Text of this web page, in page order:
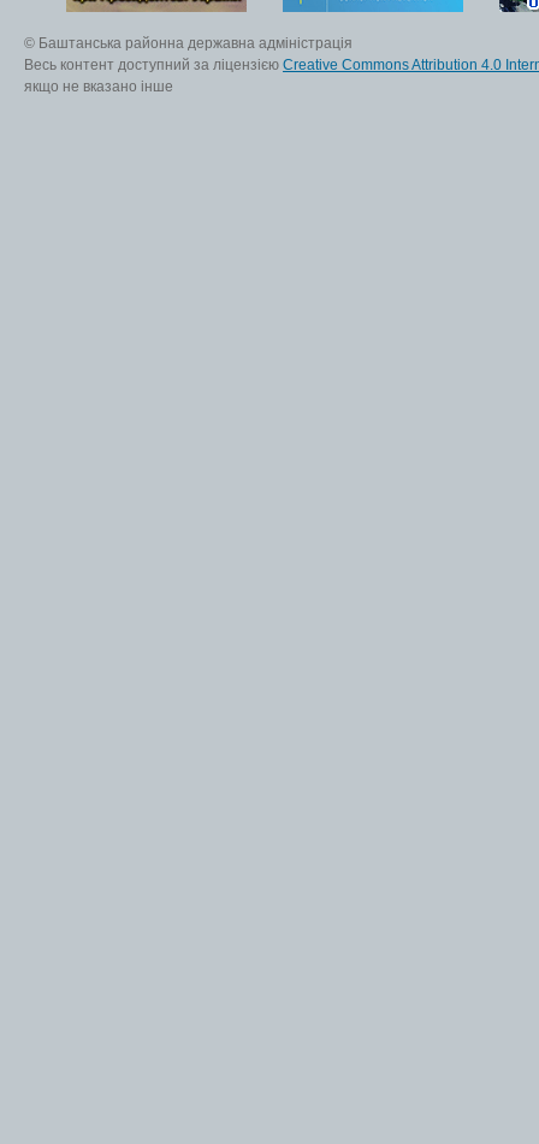
© Баштанська районна державна адміністрація
Весь контент доступний за ліцензією Creative Commons Attribution 4.0
якщо не вказано інше